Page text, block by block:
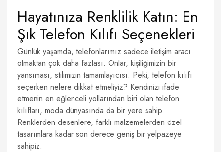
Hayatınıza Renklilik Katın: En
Şık Telefon Kılıfı Seçenekleri
Günlük yaşamda, telefonlarımız sadece iletişim aracı
olmaktan çok daha fazlası. Onlar, kişiliğimizin bir
yansıması, stilimizin tamamlayıcısı. Peki, telefon kılıfı
seçerken nelere dikkat etmeliyiz? Kendinizi ifade
etmenin en eğlenceli yollarından biri olan telefon
kılıfları, moda dünyasında da bir yere sahip.
Renklerden desenlere, farklı malzemelerden özel
tasarımlara kadar son derece geniş bir yelpazeye
sahipiz.